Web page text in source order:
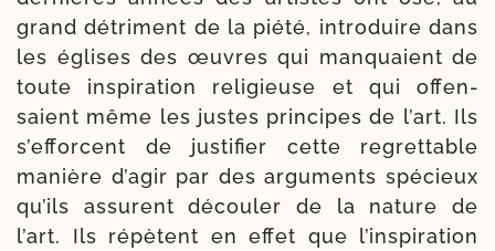
grand détri­ment de la pié­té, intro­duire dans
les églises des œuvres qui man­quaient de
toute ins­pi­ra­tion reli­gieuse et qui offen­
saient même les justes prin­cipes de l’art. Ils
s’efforcent de jus­ti­fier cette regret­table
manière d’agir par des argu­ments spé­cieux
qu’ils assurent décou­ler de la nature de
l’art. Ils répètent en effet que l’inspiration